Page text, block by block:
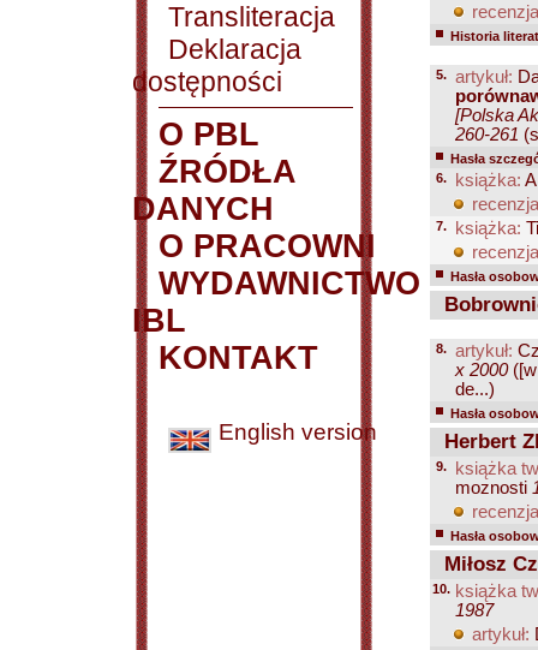
Transliteracja
Deklaracja
dostępności
O PBL
ŹRÓDŁA
DANYCH
O PRACOWNI
WYDAWNICTWO
IBL
KONTAKT
English version
Historia
5. artykuł:
[Polska
260-261
Hasła
6.
książka:
7. książka:
Hasła
8. artykuł:
x 2000
de...)
Hasła
Herbert
9.
książka
moznosti
Hasła
Miłosz
10. książka
1987
artykuł: